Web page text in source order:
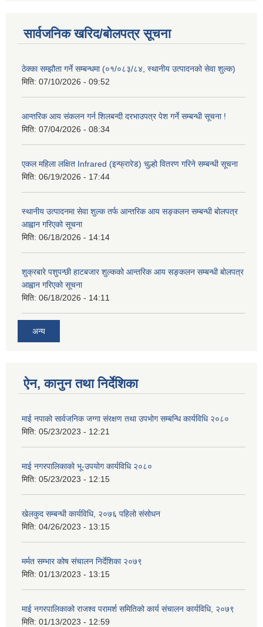
सार्वजनिक खरिद/बोलपत्र सूचना
ठेक्का सम्झौता गर्ने सम्बन्धमा (०१/०८३/८४, स्थानीय उत्पादनको सेवा शुल्क)
मिति: 07/10/2026 - 09:52
आन्तरिक आय संकलन गर्न शिलबन्दी दरभाउपत्र पेश गर्ने सम्बन्धी सूचना !
मिति: 07/04/2026 - 08:34
एकल महिला लक्षित Infrared (इन्फ्रारेड) चुल्हो वितरण गरिने सम्बन्धी सूचना
मिति: 06/19/2026 - 17:44
स्थानीय उत्पादनमा सेवा शुल्क तर्फ आन्तरिक आय सङ्कलन सम्बन्धी बोलपत्र
आह्वान गरिएको सूचना
मिति: 06/18/2026 - 14:14
शुक्रबारे पशुपन्छी हाटबजार शुल्कको आन्तरिक आय सङ्कलन सम्बन्धी बोलपत्र
आह्वान गरिएको सूचना
मिति: 06/18/2026 - 14:11
अन्य
ऐन, कानुन तथा निर्देशिका
माई नपाको सार्वजनिक जग्गा संरक्षण तथा उपभोग सम्बन्धि कार्यविधि २०८०
मिति: 05/23/2023 - 12:21
माई नगरपालिकाको भू-उपयोग कार्यविधि २०८०
मिति: 05/23/2023 - 12:15
खेलकुद सम्बन्धी कार्यविधि, २०७६ पहिलो संसोधन
मिति: 04/26/2023 - 13:15
मर्मत सम्भार कोष संचालन निर्देशिका २०७९
मिति: 01/13/2023 - 13:15
माई नगरपालिकाको राजश्व परामर्श समितिको कार्य संचालन कार्यविधि, २०७९
मिति: 01/13/2023 - 12:59